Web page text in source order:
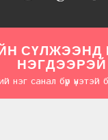
СҮЛЖЭЭНД
НЭГДЭЭРЭЙ
нэг санал бүр үнэтэй